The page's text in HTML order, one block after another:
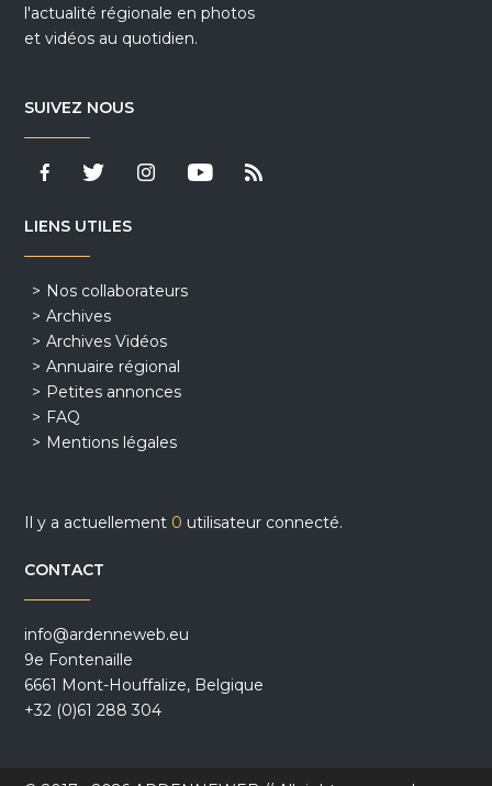
l'actualité régionale en photos
et vidéos au quotidien.
SUIVEZ NOUS
LIENS UTILES
Nos collaborateurs
Archives
Archives Vidéos
Annuaire régional
Petites annonces
FAQ
Mentions légales
Il y a actuellement 0 utilisateur connecté.
CONTACT
info@ardenneweb.eu
9e Fontenaille
6661 Mont-Houffalize, Belgique
+32 (0)61 288 304